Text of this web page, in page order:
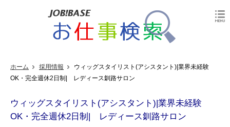
ホーム 採用情報
ウィッグスタイリスト(アシスタント)|業界未経験
OK・完全週休2日制| レディース釧路サロン
ウィッグスタイリスト(アシスタント)|業界未経験
OK・完全週休2日制| レディース釧路サロン